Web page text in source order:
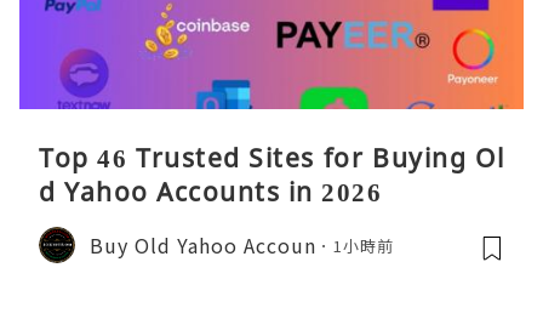
Top 46 Trusted Sites for Buying Ol
d Yahoo Accounts in 2026
Buy Old Yahoo Accoun 1小時前